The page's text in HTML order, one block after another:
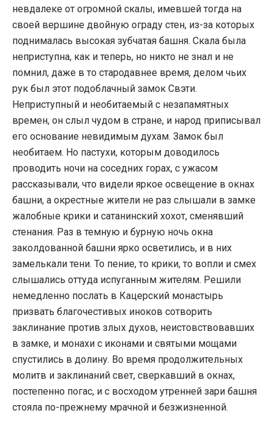
невдалеке от огромной скалы, имевшей тогда на
своей вершине двойную ограду стен, из-за которых
поднималась высокая зубчатая башня. Скала была
неприступна, как и теперь, но никто не знал и не
помнил, даже в то стародавнее время, делом чьих
рук был этот подоблачный замок Свэти.
Неприступный и необитаемый с незапамятных
времен, он слыл чудом в стране, и народ приписывал
его основание невидимым духам. Замок был
необитаем. Но пастухи, которым доводилось
проводить ночи на соседних горах, с ужасом
рассказывали, что видели яркое освещение в окнах
башни, а окрестные жители не раз слышали в замке
жалобные крики и сатанинский хохот, сменявший
стенания. Раз в темную и бурную ночь окна
заколдованной башни ярко осветились, и в них
замелькали тени. То пение, то крики, то вопли и смех
слышались оттуда испуганным жителям. Решили
немедленно послать в Кацерский монастырь
призвать благочестивых иноков сотворить
заклинание против злых духов, неистовствовавших
в замке, и монахи с иконами и святыми мощами
спустились в долину. Во время продолжительных
молитв и заклинаний свет, сверкавший в окнах,
постепенно погас, и с восходом утренней зари башня
стояла по-прежнему мрачной и безжизненной.